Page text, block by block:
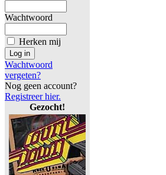
Wachtwoord
Herken mij
Wachtwoord
vergeten?
Nog geen account?
Registreer hier.
Gezocht!